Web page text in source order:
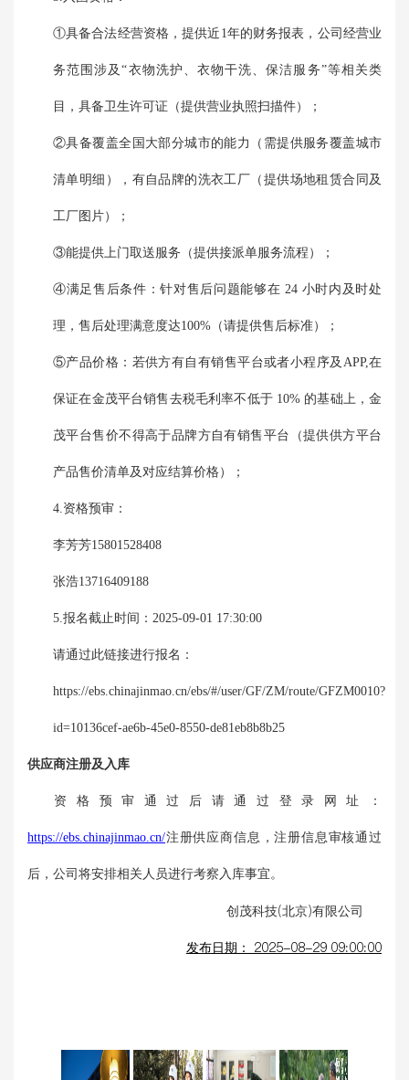
①具备合法经营资格，提供近1年的财务报表，公司经营业
务范围涉及“衣物洗护、衣物干洗、保洁服务”等相关类
目，具备卫生许可证（提供营业执照扫描件）；
②具备覆盖全国大部分城市的能力（需提供服务覆盖城市
清单明细），有自品牌的洗衣工厂（提供场地租赁合同及
工厂图片）；
③能提供上门取送服务（提供接派单服务流程）；
④满足售后条件：针对售后问题能够在 24 小时内及时处
理，售后处理满意度达100%（请提供售后标准）；
⑤产品价格：若供方有自有销售平台或者小程序及APP,在
保证在金茂平台销售去税毛利率不低于 10% 的基础上，金
茂平台售价不得高于品牌方自有销售平台（提供供方平台
产品售价清单及对应结算价格）；
4.资格预审：
李芳芳15801528408
张浩13716409188
5.报名截止时间：2025-09-01 17:30:00
请通过此链接进行报名：
https://ebs.chinajinmao.cn/ebs/#/user/GF/ZM/route/GFZM0010?
id=10136cef-ae6b-45e0-8550-de81eb8b8b25
供应商注册及入库
资格预审通过后请通过登录网址：
https://ebs.chinajinmao.cn/注册供应商信息，注册信息审核通过
后，公司将安排相关人员进行考察入库事宜。
创茂科技(北京)有限公司
发布日期： 2025-08-29 09:00:00